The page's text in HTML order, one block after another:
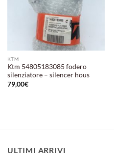
KTM
Ktm 54805183085 fodero
silenziatore – silencer hous
79,00€
ULTIMI ARRIVI